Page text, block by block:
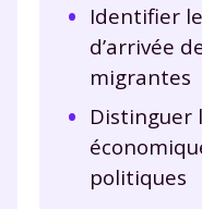
Identifier
d’arrivée
migrantes
Distinguer
politiques